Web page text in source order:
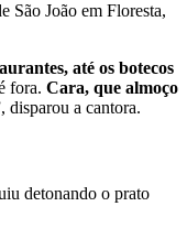
São João em Floresta,
até os botecos
fora. Cara, que almoço
disparou a cantora.
detonando o prato